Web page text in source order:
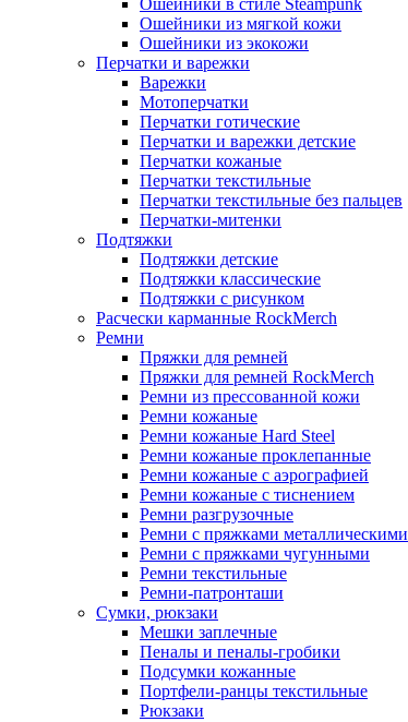
Ошейники в стиле Steampunk
Ошейники из мягкой кожи
Ошейники из экокожи
Перчатки и варежки
Варежки
Мотоперчатки
Перчатки готические
Перчатки и варежки детские
Перчатки кожаные
Перчатки текстильные
Перчатки текстильные без пальцев
Перчатки-митенки
Подтяжки
Подтяжки детские
Подтяжки классические
Подтяжки с рисунком
Расчески карманные RockMerch
Ремни
Пряжки для ремней
Пряжки для ремней RockMerch
Ремни из прессованной кожи
Ремни кожаные
Ремни кожаные Hard Steel
Ремни кожаные проклепанные
Ремни кожаные с аэрографией
Ремни кожаные с тиснением
Ремни разгрузочные
Ремни с пряжками металлическими
Ремни с пряжками чугунными
Ремни текстильные
Ремни-патронташи
Сумки, рюкзаки
Мешки заплечные
Пеналы и пеналы-гробики
Подсумки кожанные
Портфели-ранцы текстильные
Рюкзаки